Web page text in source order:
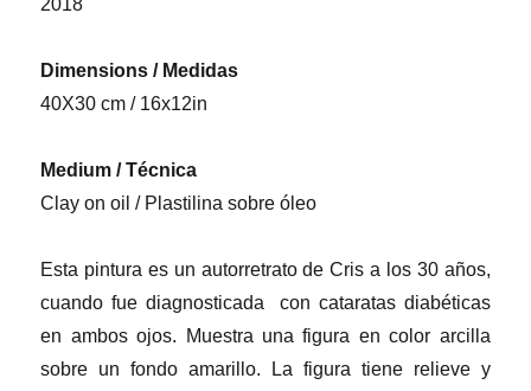
2018
Dimensions / Medidas
40X30 cm / 16x12in
Medium / Técnica
Clay on oil / Plastilina sobre óleo
Esta pintura es un autorretrato de Cris a los 30 años,
cuando fue diagnosticada con cataratas diabéticas
en ambos ojos. Muestra una figura en color arcilla
sobre un fondo amarillo. La figura tiene relieve y